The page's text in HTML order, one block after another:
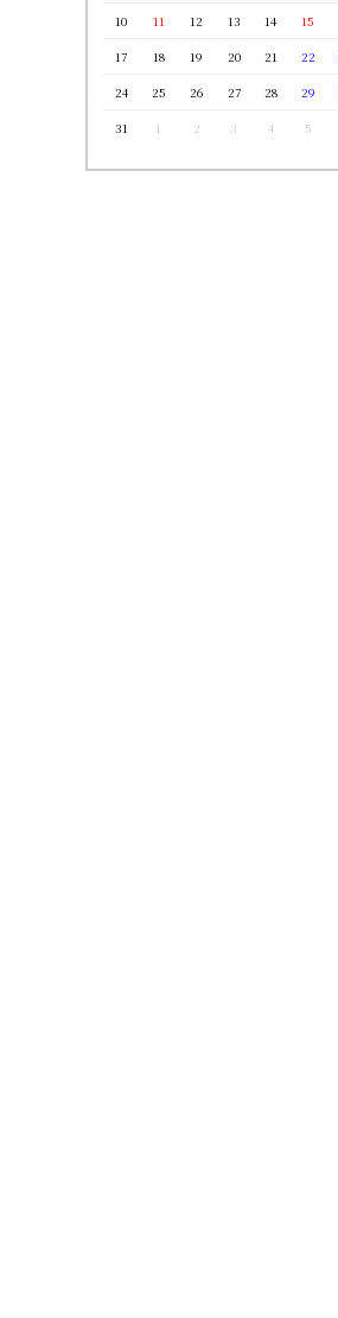
10
11 12 13 14 15
17
18 19 20 21 22
24
25 26 27 28 29
31
1 2 3 4 5